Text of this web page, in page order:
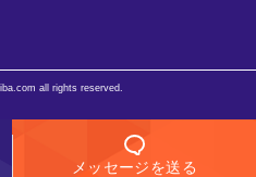
メッセージを送る
all rights reserved.